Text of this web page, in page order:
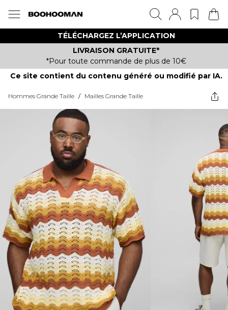
TÉLÉCHARGEZ L’APPLICATION
LIVRAISON GRATUITE*
*Pour toute commande de plus de 10€
Ce site contient du contenu généré ou modifié par IA.
Hommes Grande Taille / Mailles Grande Taille